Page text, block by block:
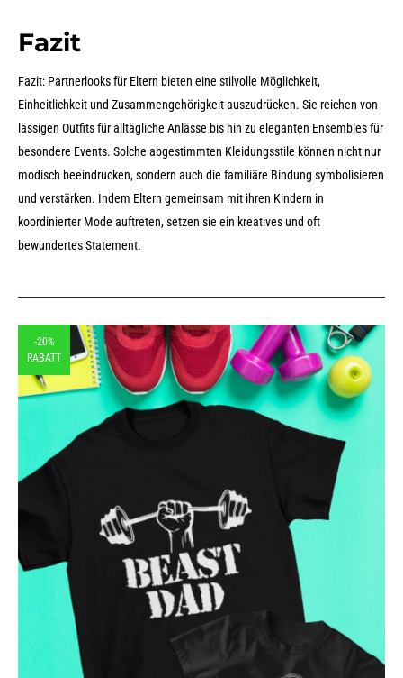
Fazit
Fazit: Partnerlooks für Eltern bieten eine stilvolle Möglichkeit,
Einheitlichkeit und Zusammengehörigkeit auszudrücken. Sie reichen von
lässigen Outfits für alltägliche Anlässe bis hin zu eleganten Ensembles für
besondere Events. Solche abgestimmten Kleidungsstile können nicht nur
modisch beeindrucken, sondern auch die familiäre Bindung symbolisieren
und verstärken. Indem Eltern gemeinsam mit ihren Kindern in
koordinierter Mode auftreten, setzen sie ein kreatives und oft
bewundertes Statement.
-20%
RABATT